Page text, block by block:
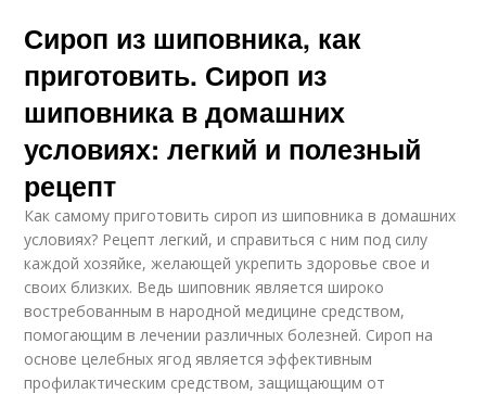
Сироп из шиповника, как
приготовить. Сироп из
шиповника в домашних
условиях: легкий и полезный
рецепт
Как самому приготовить сироп из шиповника в домашних
условиях? Рецепт легкий, и справиться с ним под силу
каждой хозяйке, желающей укрепить здоровье свое и
своих близких. Ведь шиповник является широко
востребованным в народной медицине средством,
помогающим в лечении различных болезней. Сироп на
основе целебных ягод является эффективным
профилактическим средством, защищающим от